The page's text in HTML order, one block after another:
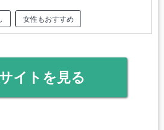
女性もおすすめ
イトを見る